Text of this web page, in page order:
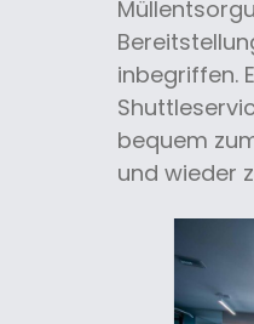
inbegriffen.
bequem
und wieder